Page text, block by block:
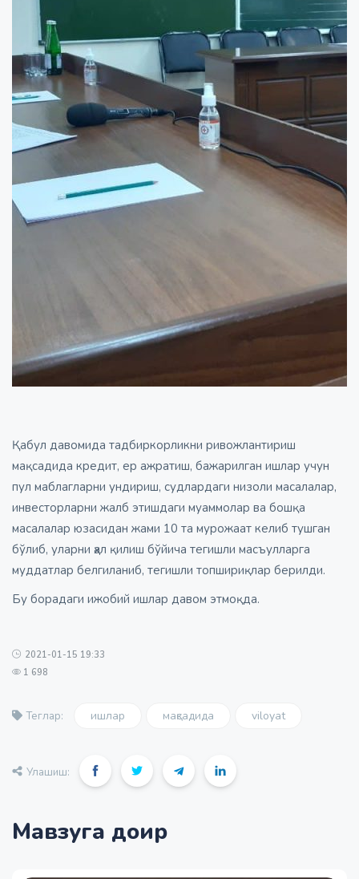
Қабул давомида тадбиркорликни ривожлантириш
мақсадида кредит, ер ажратиш, бажарилган ишлар учун
пул маблагларни ундириш, судлардаги низоли масалалар,
инвесторларни жалб этишдаги муаммолар ва бошқа
масалалар юзасидан жами 10 та мурожаат келиб тушган
бўлиб, уларни ҳал қилиш бўйича тегишли масъулларга
муддатлар белгиланиб, тегишли топшириқлар берилди.
Бу борадаги ижобий ишлар давом этмоқда.
2021-01-15 19:33
1 698
Теглар: ишлар мақсадида viloyat
Улашиш:
Мавзуга доир